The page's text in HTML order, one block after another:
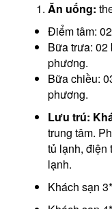
Ăn uống:
Điểm tâm:
Bữa trưa: 02
phương.
Bữa chiều:
phương.
Lưu trú:
trung tâm.
tủ lạnh, điện
lạnh.
Khách sạn